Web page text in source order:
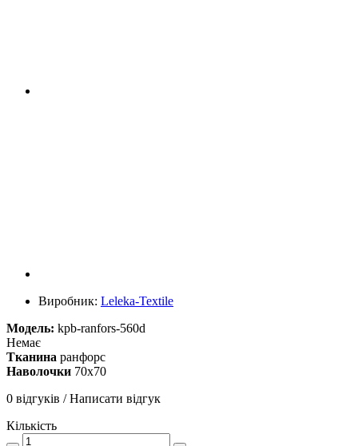
Виробник: Leleka-Textile
Модель: kpb-ranfors-560d
Немає
Тканина ранфорс
Наволочки 70х70
0 відгуків /Написати відгук
Кількість